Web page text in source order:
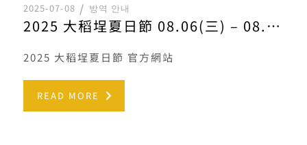
2025-07-08 방역 안내
2025 大稻埕夏日節 08.06(三) – 08.30(六)
2025 大稻埕夏日節 官方網站
READ MORE